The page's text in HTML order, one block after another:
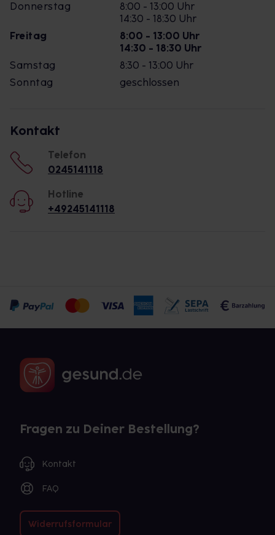
Donnerstag
8:00 - 13:00 Uhr
14:30 - 18:30 Uhr
Freitag
8:00 - 13:00 Uhr
14:30 - 18:30 Uhr
Samstag
8:30 - 13:00 Uhr
Sonntag
geschlossen
Kontakt
Telefon
0245141118
Hotline
+49245141118
Fragen zu Deiner Bestellung?
Kontakt
FAQ
Widerrufsformular